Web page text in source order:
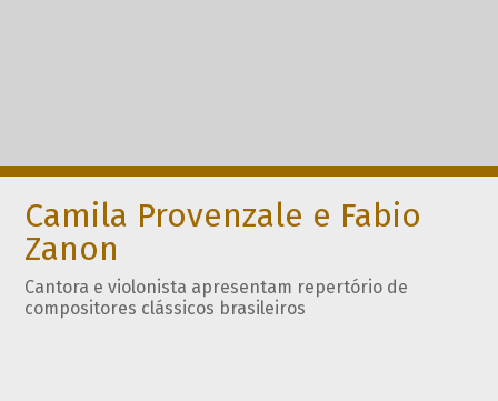
Camila Provenzale e Fabio
Zanon
Cantora e violonista apresentam repertório de
compositores clássicos brasileiros